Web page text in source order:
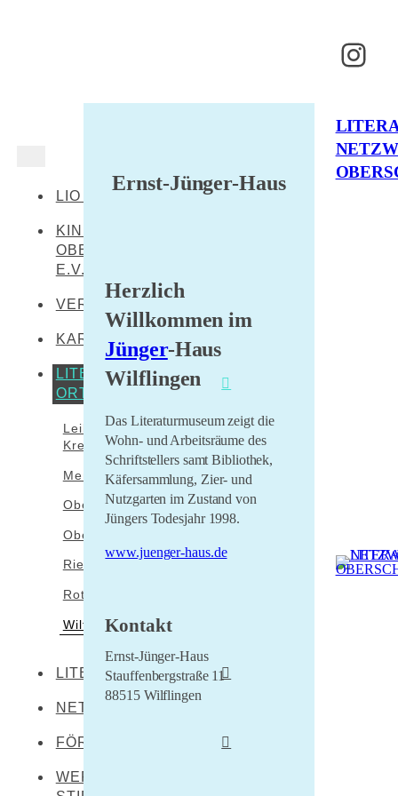
LIO AKTUELL
KINDERKULTUR
OBERSCHWABEN
E.V.
VERANSTALTUNGEN
KARTE
LITERARISCHE
ORTE
Leibertingen-
Kreenheinstetten
Meßkirch
Oberstadion
Obermarchtal
Riedlingen
Rottenacker
Wilflingen
LITERATEN
Werner Dürrson
Martin Heidegger
Franz Carl Hiemer
NETZWERKENDE
FÖRDERER
Literaturland Baden-
WERNER DÜRRSON-
Ernst-Jünger-Haus
Herzlich
Willkommen im
Jünger-Haus
Wilflingen
Das Literaturmuseum zeigt die
Wohn- und Arbeitsräume des
Schriftstellers samt Bibliothek,
Käfersammlung, Zier- und
Nutzgarten im Zustand von
Jüngers Todesjahr 1998.
www.juenger-haus.de
Kontakt
Ernst-Jünger-Haus
Stauffenbergstraße 11
88515 Wilflingen